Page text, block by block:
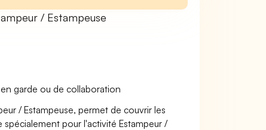
/ Estampeuse
garde ou de collaboration
/ Estampeuse, permet de couvrir les
pour l'activité Estampeur /